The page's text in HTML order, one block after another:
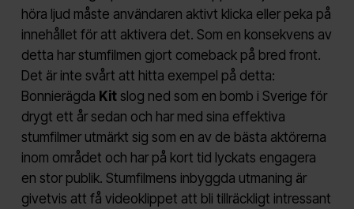
höra ljud måste användaren aktivt klicka eller peka på
innehållet för att aktivera det. Som en konsekvens av
detta har stumfilmen gjort comeback på bred front.
Det är inte svårt att hitta exempel på detta:
Bonnierägda Kitslog ned som en bomb i Sverige för
drygt ett år sedan och har med sina effektiva
stumfilmer utmärkt sig som en av de bästa aktörerna
inom området och har på kort tid lyckats engagera
en stor publik. Stumfilmens inbyggda utmaning är
givetvis att få videoklippet att bli tillräckligt intressant